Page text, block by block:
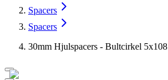
Spacers
Spacers
30mm Hjulspacers - Bultcirkel 5x108